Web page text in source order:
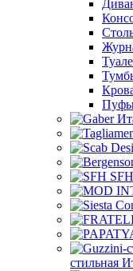
Пуфы
SFH
стильная